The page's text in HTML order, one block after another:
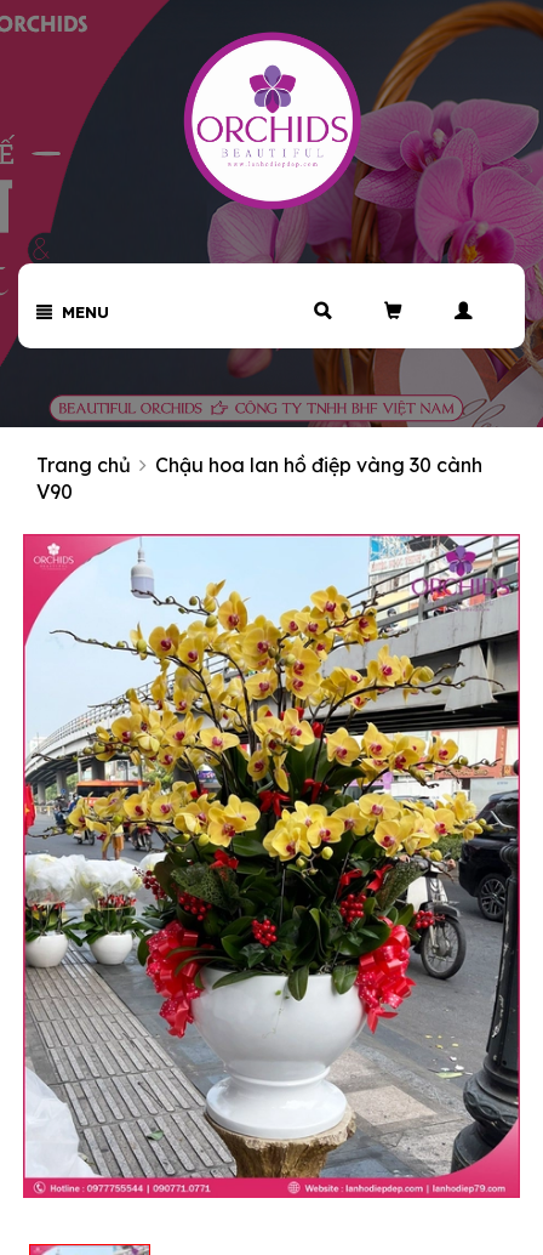
MENU
Trang chủ
Chậu hoa lan hồ điệp vàng 30 cành
V90